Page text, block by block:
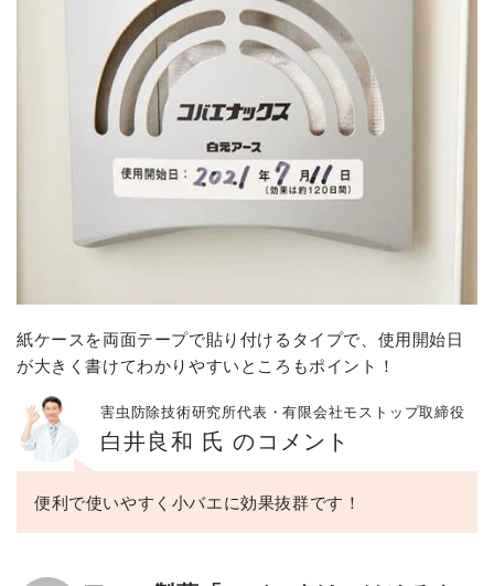
紙ケースを両面テープで貼り付けるタイプで、使用開始日
が大きく書けてわかりやすいところもポイント！
害虫防除技術研究所代表・有限会社モストップ取締役
白井良和 氏 のコメント
便利で使いやすく小バエに効果抜群です！